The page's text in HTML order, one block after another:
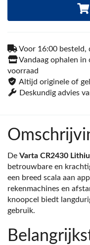
Voor 16:00 besteld,
Vandaag ophalen in
voorraad
Altijd originele of
Deskundig advies
De Varta CR2430
betrouwbare en
een breed scala aan
rekenmachines en
knoopcel biedt
gebruik.